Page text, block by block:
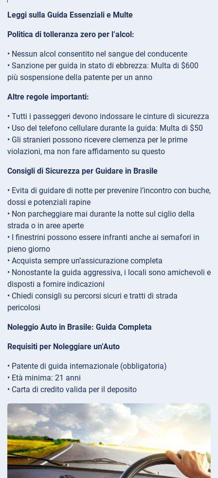
Leggi sulla Guida Essenziali e Multe
Politica di tolleranza zero per l’alcol:
• Nessun alcol consentito nel sangue del conducente
• Sanzione per guida in stato di ebbrezza: Multa di $600
più sospensione della patente per un anno
Altre regole importanti:
• Tutti i passeggeri devono indossare le cinture di sicurezza
• Uso del telefono cellulare durante la guida: Multa di $50
• Gli stranieri possono ricevere clemenza per le prime
violazioni, ma non fare affidamento su questo
Consigli di Sicurezza per Guidare in Brasile
• Evita di guidare di notte per prevenire l’incontro con buche,
dossi e potenziali rapine
• Non parcheggiare mai durante la notte sul ciglio della
strada o in aree aperte
• I finestrini possono essere infranti anche ai semafori in
pieno giorno
• Acquista sempre un’assicurazione completa
• Nonostante la guida aggressiva, i locali sono amichevoli e
disposti a fornire indicazioni
• Chiedi consigli su percorsi sicuri e tratti di strada
pericolosi
Noleggio Auto in Brasile: Guida Completa
Requisiti per Noleggiare un’Auto
• Patente di guida internazionale (obbligatoria)
• Età minima: 21 anni
• Carta di credito valida per il deposito